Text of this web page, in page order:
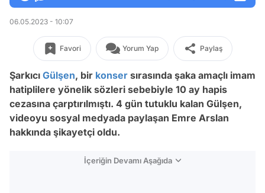
06.05.2023 - 10:07
Favori Yorum Yap Paylaş
Şarkıcı Gülşen, bir konser sırasında şaka amaçlı imam
hatiplilere yönelik sözleri sebebiyle 10 ay hapis
cezasına çarptırılmıştı. 4 gün tutuklu kalan Gülşen,
videoyu sosyal medyada paylaşan Emre Arslan
hakkında şikayetçi oldu.
İçeriğin Devamı Aşağıda